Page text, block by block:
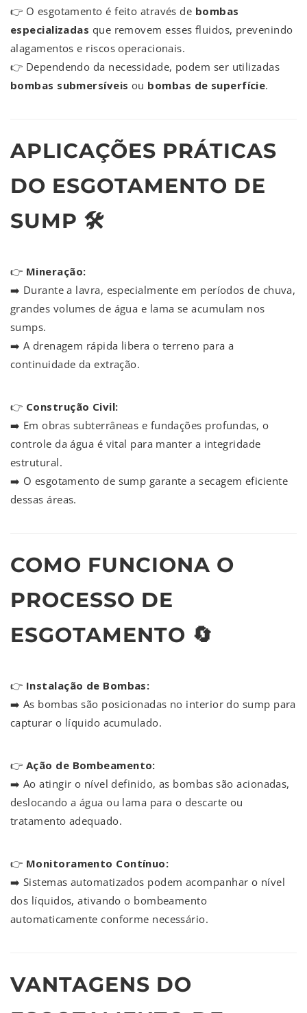
👉 O esgotamento é feito através de bombas
especializadas que removem esses fluidos, prevenindo
alagamentos e riscos operacionais.
👉 Dependendo da necessidade, podem ser utilizadas
bombas submersíveis ou bombas de superfície.
APLICAÇÕES PRÁTICAS
DO ESGOTAMENTO DE
SUMP 🛠️
👉 Mineração:
➡️ Durante a lavra, especialmente em períodos de chuva,
grandes volumes de água e lama se acumulam nos
sumps.
➡️ A drenagem rápida libera o terreno para a
continuidade da extração.
👉 Construção Civil:
➡️ Em obras subterrâneas e fundações profundas, o
controle da água é vital para manter a integridade
estrutural.
➡️ O esgotamento de sump garante a secagem eficiente
dessas áreas.
COMO FUNCIONA O
PROCESSO DE
ESGOTAMENTO 🔄
👉 Instalação de Bombas:
➡️ As bombas são posicionadas no interior do sump para
capturar o líquido acumulado.
👉 Ação de Bombeamento:
➡️ Ao atingir o nível definido, as bombas são acionadas,
deslocando a água ou lama para o descarte ou
tratamento adequado.
👉 Monitoramento Contínuo:
➡️ Sistemas automatizados podem acompanhar o nível
dos líquidos, ativando o bombeamento
automaticamente conforme necessário.
VANTAGENS DO